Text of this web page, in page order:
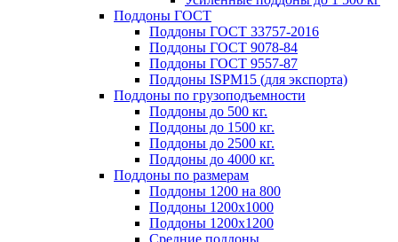
Поддоны ГОСТ
Поддоны ГОСТ 33757-2016
Поддоны ГОСТ 9078-84
Поддоны ГОСТ 9557-87
Поддоны ISPM15 (для экспорта)
Поддоны по грузоподъемности
Поддоны до 500 кг.
Поддоны до 1500 кг.
Поддоны до 2500 кг.
Поддоны до 4000 кг.
Поддоны по размерам
Поддоны 1200 на 800
Поддоны 1200х1000
Поддоны 1200х1200
Средние поддоны